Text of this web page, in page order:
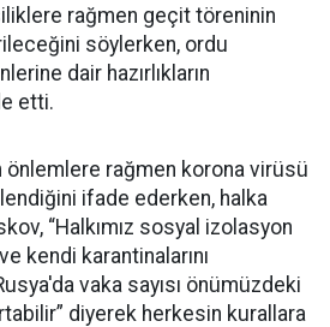
rağmen geçit töreninin
söylerken, ordu
dair hazırlıkların
etti.
önlemlere rağmen korona virüsü
ifade ederken, halka
“Halkımız sosyal izolasyon
kendi karantinalarını
vaka sayısı önümüzdeki
diyerek herkesin kurallara